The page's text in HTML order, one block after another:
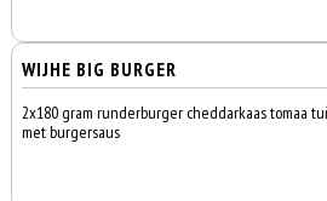
WIJHE BIG BURGER
2x180 gram runderburger cheddarkaas tomaa
met burgersaus